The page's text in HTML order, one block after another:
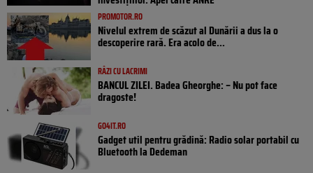
PROMOTOR.RO
Nivelul extrem de scăzut al Dunării a dus la o
descoperire rară. Era acolo de...
RÂZI CU LACRIMI
BANCUL ZILEI. Badea Gheorghe: – Nu pot face
dragoste!
GO4IT.RO
Gadget util pentru grădină: Radio solar portabil cu
Bluetooth la Dedeman